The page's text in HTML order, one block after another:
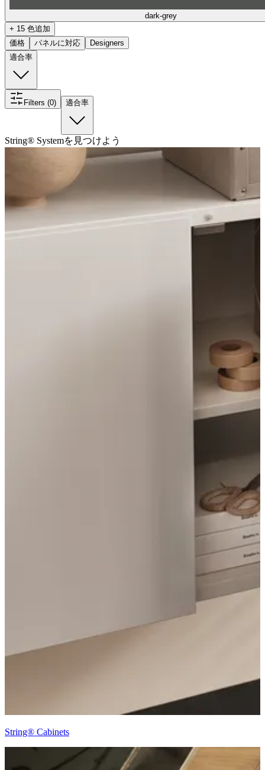
dark-grey
+ 15 色追加
価格
パネルに対応
Designers
適合率
Filters (0) 適合率
String® Systemを見つけよう
String® Cabinets